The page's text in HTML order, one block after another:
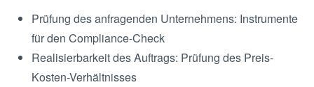
Prüfung des anfragenden Unternehmens: Instrumente
für den Compliance-Check
Realisierbarkeit des Auftrags: Prüfung des Preis-
Kosten-Verhältnisses